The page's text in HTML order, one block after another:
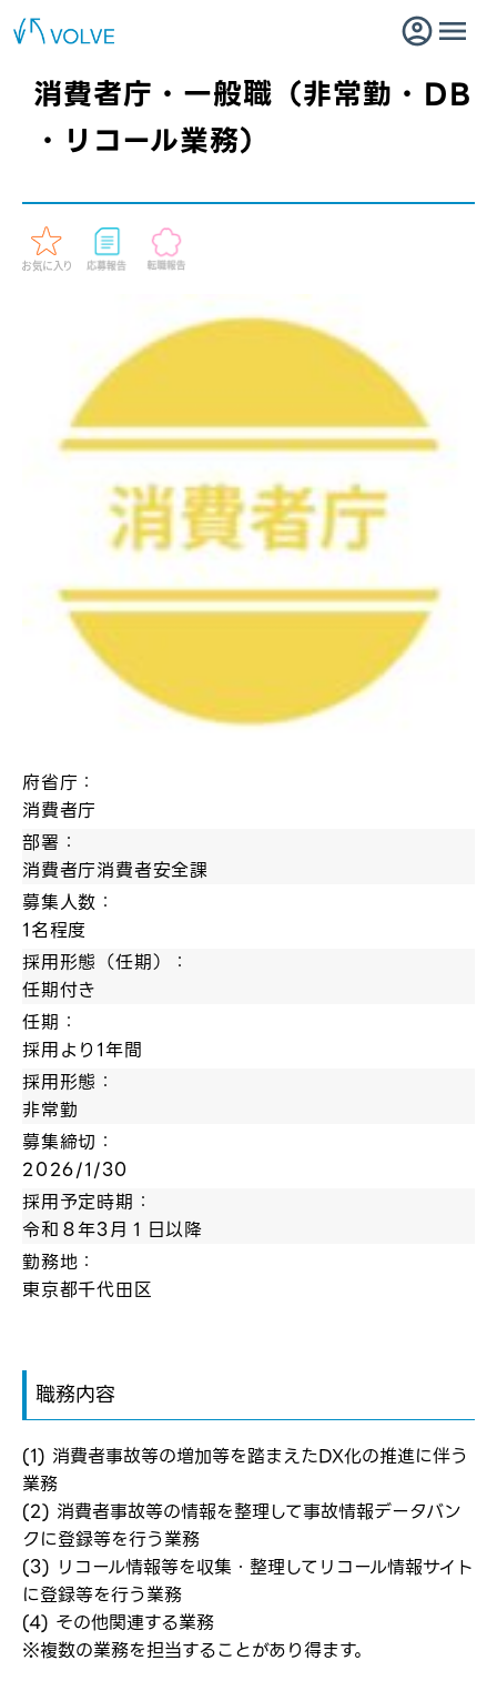
弊社ホームページの求人票をみて
応募した方へ
弊社ホームページの求人票をみて
ログイン
お気に入り登録にはログインが必要です
メールアドレス
消費者庁・一般職（非常勤・DB
・リコール業務）
府省庁：
消費者庁
部署：
消費者庁消費者安全課
募集人数：
1名程度
採用形態（任期）：
任期付き
任期：
採用より1年間
採用形態：
非常勤
募集締切：
2026/1/30
採用予定時期：
令和８年3月１日以降
勤務地：
東京都千代田区
職務内容
(1) 消費者事故等の増加等を踏まえたDX化の推進に伴う
業務
(2) 消費者事故等の情報を整理して事故情報データバン
クに登録等を行う業務
(3) リコール情報等を収集・整理してリコール情報サイト
に登録等を行う業務
(4) その他関連する業務
※複数の業務を担当することがあり得ます。